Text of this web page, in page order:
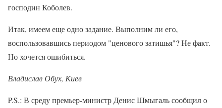
господин Коболев.
Итак, имеем еще одно задание. Выполним ли его,
воспользовавшись периодом "ценового затишья"? Не факт.
Но хочется ошибиться.
Владислав Обух, Киев
P.S.: В среду премьер-министр Денис Шмыгаль сообщил о